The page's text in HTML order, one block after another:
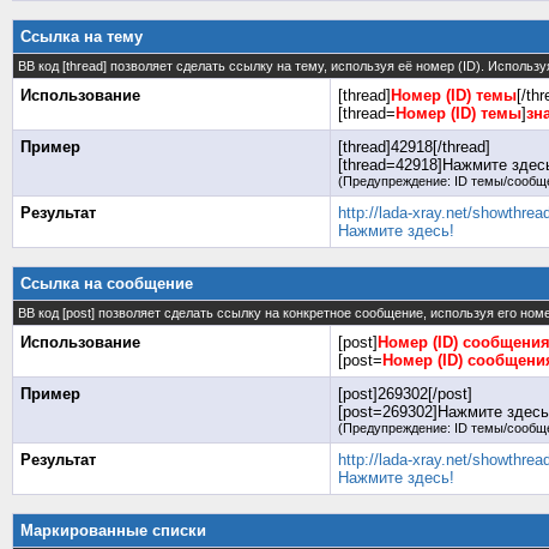
Ссылка на тему
BB код [thread] позволяет сделать ссылку на тему, используя её номер (ID).
Использование [thread] Номер (ID) темы[/
[thread= Номер (ID) темы]
Пример
[thread]42918[/thread]
[thread=42918]Нажмите
(Предупреждение: ID темы/
Результат
http://lada-xray.net/
Нажмите здесь!
Ссылка на сообщение
BB код [post] позволяет сделать ссылку на конкретное сообщение, используя его
Использование [post] Номер (ID) сообщения
[post= Номер (ID)
Пример
[post]269302[/post]
[post=269302]Нажмите
(Предупреждение: ID темы/
Результат
http://lada-xray.net/
Нажмите здесь!
Маркированные списки